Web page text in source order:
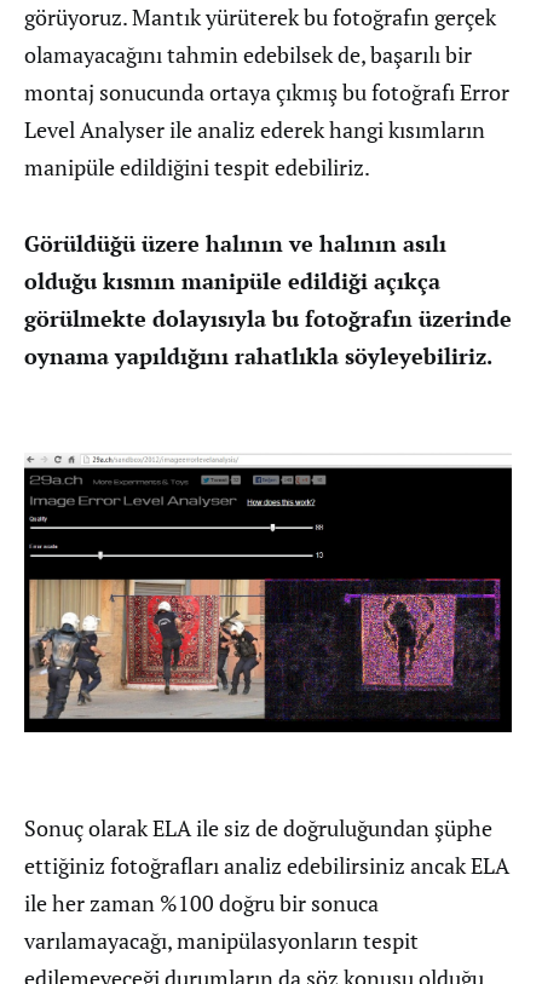
görüyoruz. Mantık yürüterek bu fotoğrafın gerçek
olamayacağını tahmin edebilsek de, başarılı bir
montaj sonucunda ortaya çıkmış bu fotoğrafı Error
Level Analyser ile analiz ederek hangi kısımların
manipüle edildiğini tespit edebiliriz.
Görüldüğü üzere halının ve halının asılı
olduğu kısmın manipüle edildiği açıkça
görülmekte dolayısıyla bu fotoğrafın üzerinde
oynama yapıldığını rahatlıkla söyleyebiliriz.
Sonuç olarak ELA ile siz de doğruluğundan şüphe
ettiğiniz fotoğrafları analiz edebilirsiniz ancak ELA
ile her zaman %100 doğru bir sonuca
varılamayacağı, manipülasyonların tespit